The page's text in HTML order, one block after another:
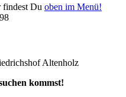
findest Du oben im Menü!
Altenholz
kommst!